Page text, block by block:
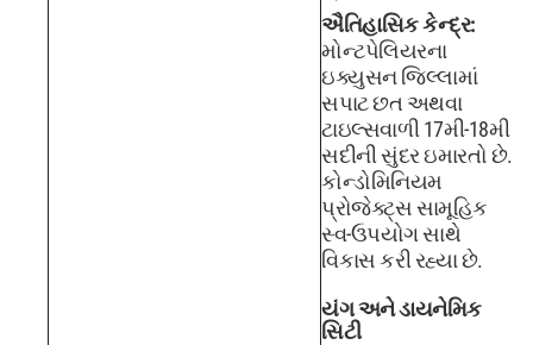
ઐતિહાસિક કેન્દ્ર:
મોન્ટપેલિયરના
ઇક્યુસન જિલ્લામાં
સપાટ છત અથવા
ટાઇલ્સવાળી 17મી-18મી
સદીની સુંદર ઇમારતો છે.
કોન્ડોમિનિયમ
પ્રોજેક્ટ્સ સામૂહિક
સ્વ-ઉપયોગ સાથે
વિકાસ કરી રહ્યા છે.
યંગ અને ડાયનેમિક
સિટી